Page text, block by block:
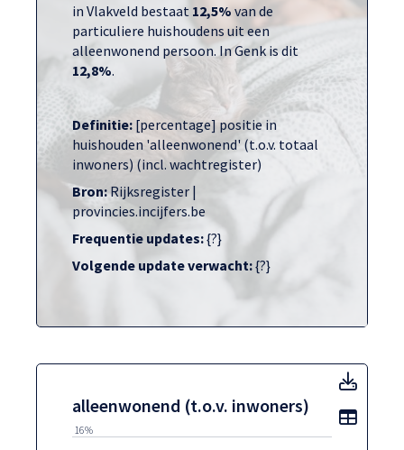
in Vlakveld bestaat 12,5% van de
particuliere huishoudens uit een
alleenwonend persoon. In Genk is dit
12,8%.
Definitie: [percentage] positie in
huishouden 'alleenwonend' (t.o.v. totaal
inwoners) (incl. wachtregister)
Bron:Rijksregister |
provincies.incijfers.be
Frequentie updates:{?}
Volgende update verwacht:{?}
alleenwonend (t.o.v. inwoners)
16%
Toon